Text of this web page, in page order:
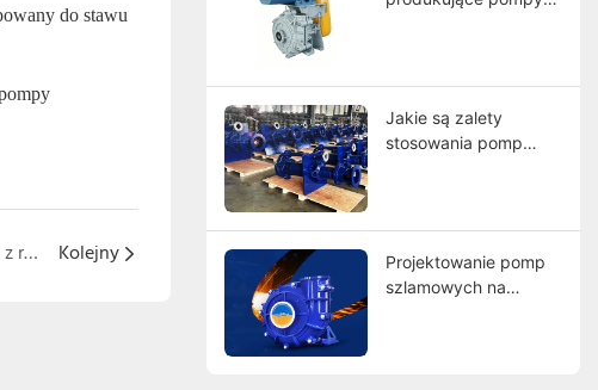
do stawu
Zastosowanie pomp zawiesiny w korzystaniu z rudy żelaza Kolejny
Jakie są zalety
stosowania pomp
Projektowanie pomp
szlamowych na